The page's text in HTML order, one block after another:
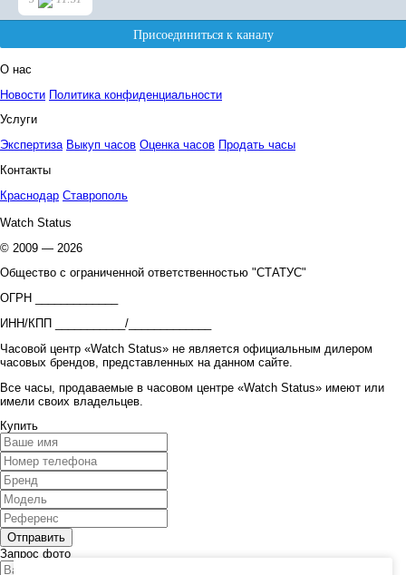
О нас
Новости Политика конфиденциальности
Услуги
Экспертиза Выкуп часов Оценка часов Продать часы
Контакты
Краснодар Ставрополь
Watch Status
© 2009 — 2026
Общество с ограниченной ответственностью "СТАТУС"
ОГРН _____________
ИНН/КПП ___________/_____________
Часовой центр «Watch Status» не является официальным дилером
часовых брендов, представленных на данном сайте.
Все часы, продаваемые в часовом центре «Watch Status» имеют или
имели своих владельцев.
Купить
Запрос фото